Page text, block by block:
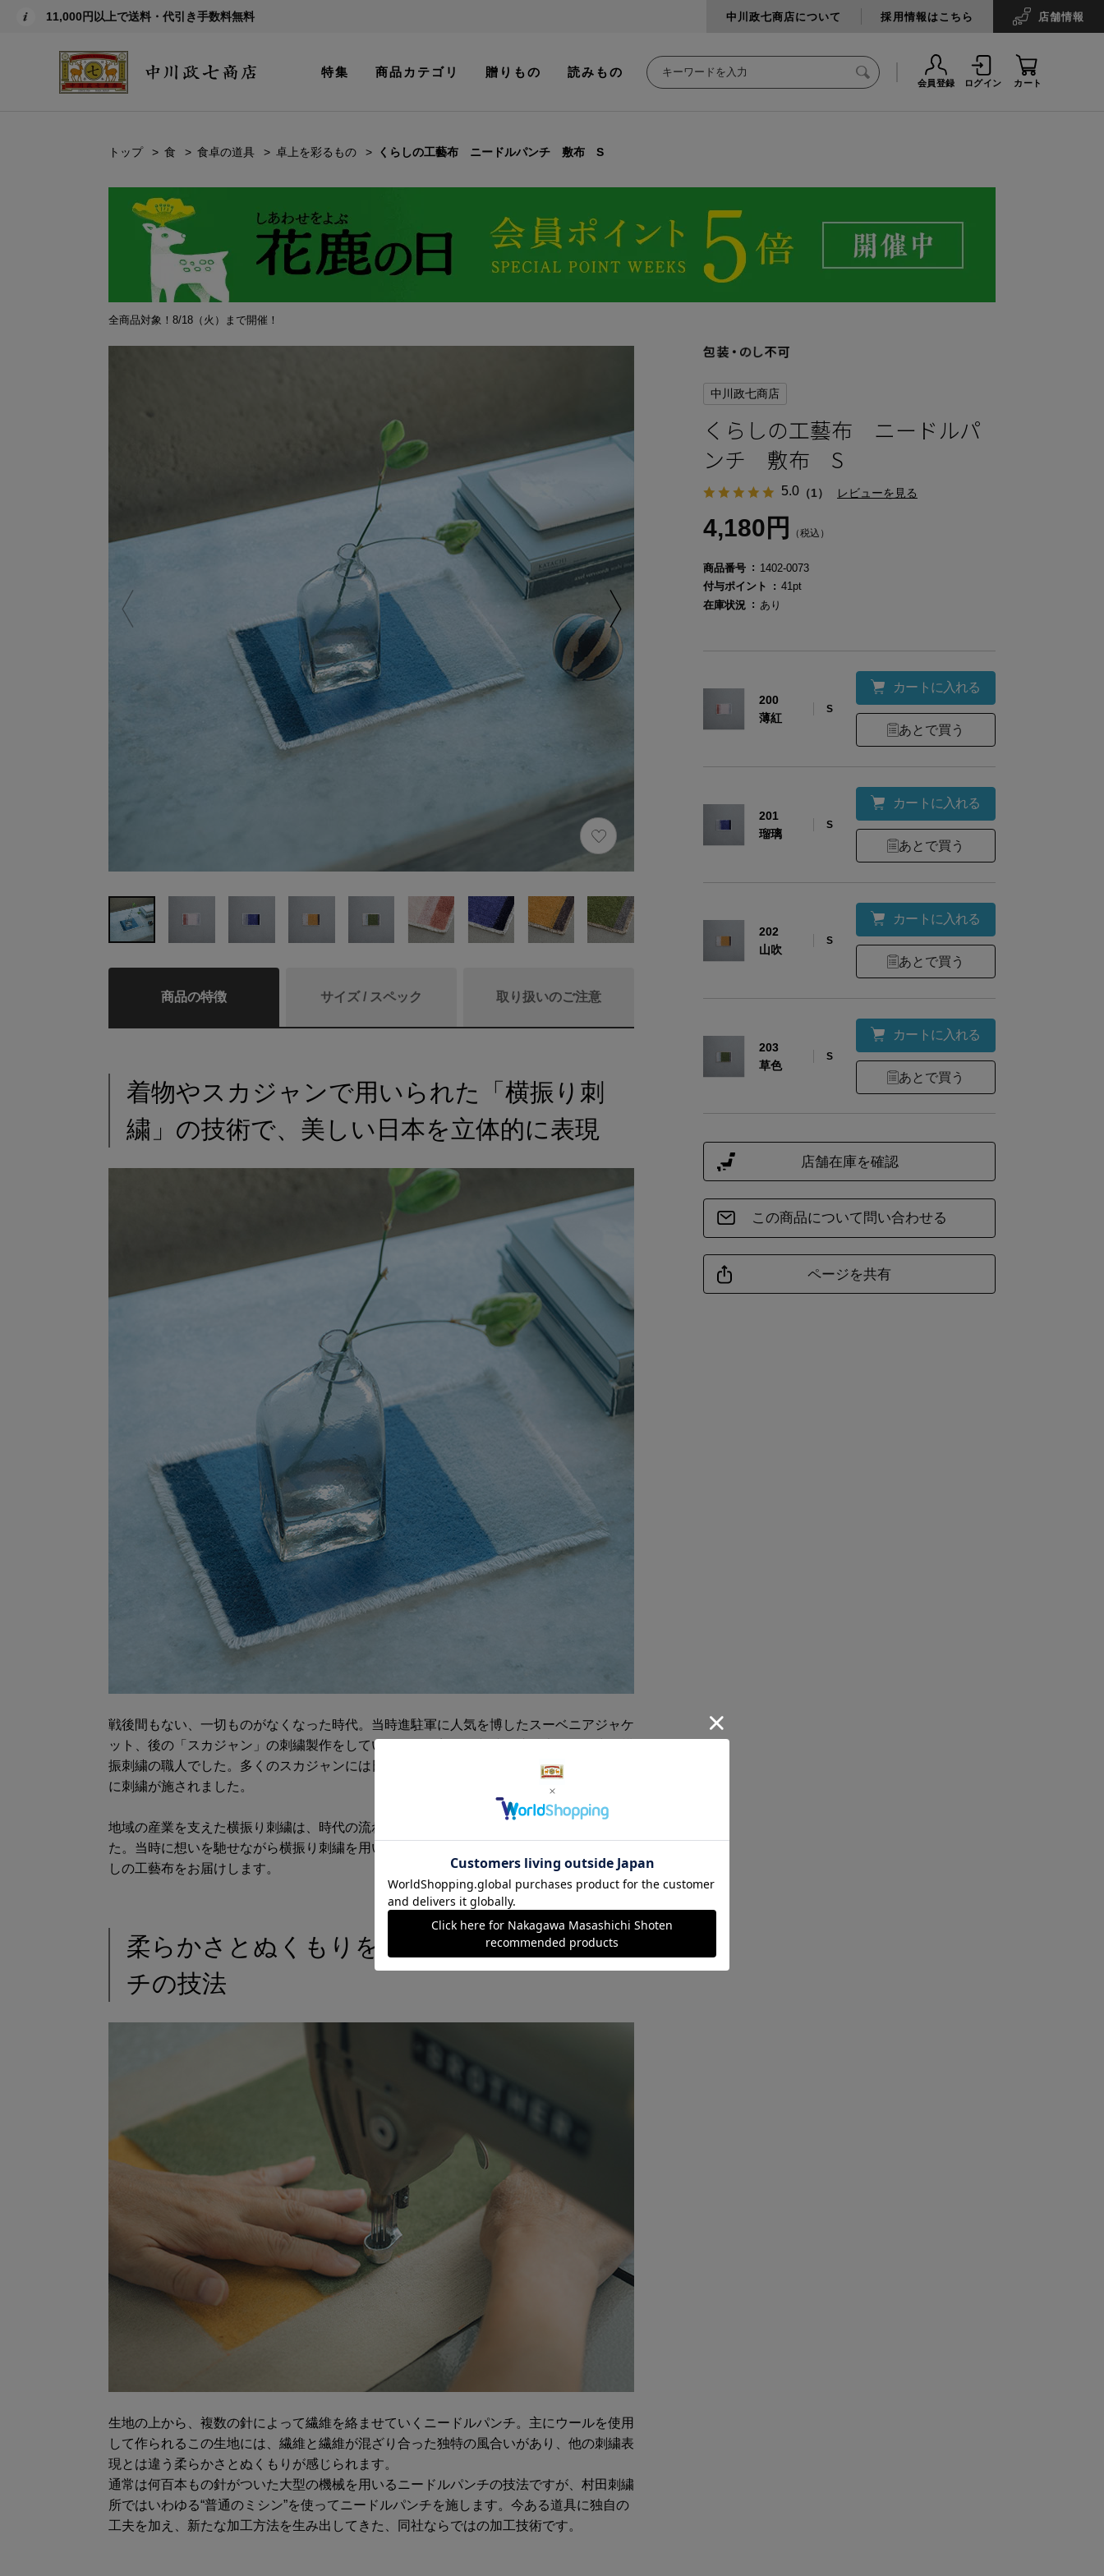
11,000円以上で送料・代引き手数料無料 中川政七商店について 採用情報はこちら 店舗情報
特集 商品カテゴリ 贈りもの 読みもの
会員登録 ログイン カート
トップ 食 食卓の道具 卓上を彩るもの くらしの工藝布 ニードルパンチ 敷布 S
全商品対象！8/18（火）まで開催！
商品の特徴 サイズ / スペック 取り扱いのご注意
着物やスカジャンで用いられた「横振り刺
繍」の技術で、美しい日本を立体的に表現
戦後間もない、一切ものがなくなった時代。当時進駐軍に人気を博したスーベニアジャケ
ット、後の「スカジャン」の刺繍製作をしていたのは、着物の刺繍で腕を磨いた桐生の横
振刺繍の職人でした。多くのスカジャンには日本の風土を表す図柄と地名などをモチーフ
に刺繍が施されました。
地域の産業を支えた横振り刺繍は、時代の流れのなかで今では希少な伝統技術となりまし
た。当時に想いを馳せながら横振り刺繍を用い、改めてこの美しい日本を表現した、くら
しの工藝布をお届けします。
柔らかさとぬくもりを感じる、ニードルパン
チの技法
生地の上から、複数の針によって繊維を絡ませていくニードルパンチ。主にウールを使用
して作られるこの生地には、繊維と繊維が混ざり合った独特の風合いがあり、他の刺繍表
現とは違う柔らかさとぬくもりが感じられます。
通常は何百本もの針がついた大型の機械を用いるニードルパンチの技法ですが、村田刺繍
所ではいわゆる“普通のミシン”を使ってニードルパンチを施します。今ある道具に独自の
工夫を加え、新たな加工方法を生み出してきた、同社ならではの加工技術です。
表素材：毛100％
商品サイズ
サイズ 縦
- 約22
中川政七商店
くらしの工藝布 ニードルパ
ンチ 敷布 S
5.0 （1） レビューを見る
4,180円 （税込）
商品番号
1402-0073
付与ポイント
41pt
在庫状況
あり
200
薄紅
S
カートに入れる
あとで買う
201
瑠璃
S
カートに入れる
あとで買う
202
山吹
S
カートに入れる
あとで買う
203
草色
S
カートに入れる
あとで買う
この商品について問い合わせる
ページを共有
店舗在庫を確認